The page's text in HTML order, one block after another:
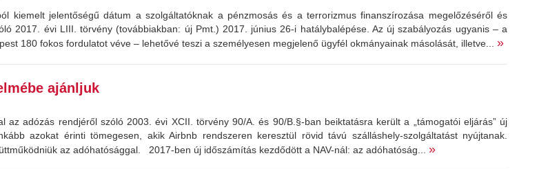
kiemelt jelentőségű dátum a szolgáltatóknak a pénzmosás és a terrorizmus finanszírozása megelőzéséről és
2017. évi LIII. törvény (továbbiakban: új Pmt.) 2017. június 26-i hatálybalépése. Az új szabályozás ugyanis – a
180 fokos fordulatot véve – lehetővé teszi a személyesen megjelenő ügyfél okmányainak másolását, illetve... »
ajánljuk
az adózás rendjéről szóló 2003. évi XCII. törvény 90/A. és 90/B.§-ban beiktatásra került a „támogatói eljárás” új
azokat érinti tömegesen, akik Airbnb rendszeren keresztül rövid távú szálláshely-szolgáltatást nyújtanak.
az adóhatósággal. 2017-ben új időszámítás kezdődött a NAV-nál: az adóhatóság... »